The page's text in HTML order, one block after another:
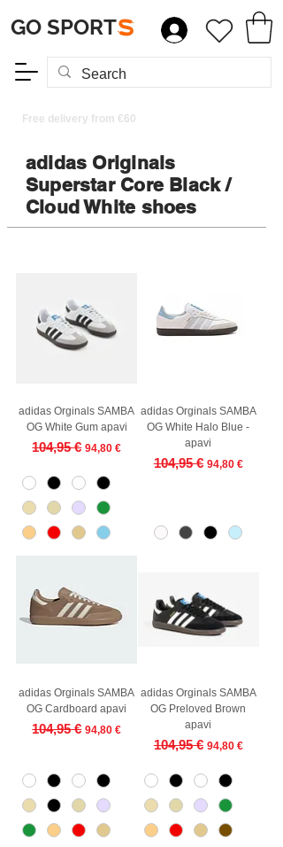
Free delivery from €60
GO SPORTS
adidas Originals
Superstar Core Black /
Cloud White shoes
adidas Orginals SAMBA
OG White Gum apavi
Regular Price
104,95 € Sale Price
94,80 €
adidas Orginals SAMBA
OG White Halo Blue -
apavi
Regular Price
104,95 € Sale Price
94,80 €
adidas Orginals SAMBA
OG Cardboard apavi
Regular Price
104,95 € Sale Price
94,80 €
adidas Orginals SAMBA
OG Preloved Brown
apavi
Regular Price
104,95 € Sale Price
94,80 €